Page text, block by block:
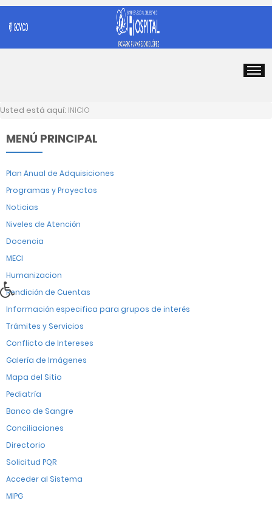
Usted está aquí: INICIO
MENÚ PRINCIPAL
Plan Anual de Adquisiciones
Programas y Proyectos
Noticias
Niveles de Atención
Docencia
MECI
Humanizacion
Rendición de Cuentas
Información especifica para grupos de interés
Trámites y Servicios
Conflicto de Intereses
Galería de Imágenes
Mapa del Sitio
Pediatría
Banco de Sangre
Conciliaciones
Directorio
Solicitud PQR
Acceder al Sistema
MIPG